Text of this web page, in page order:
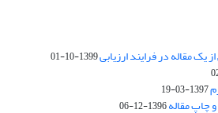
مقاله در فرایند ارزیابی1399-10-01
1397-03-19
چاپ مقاله1396-12-06